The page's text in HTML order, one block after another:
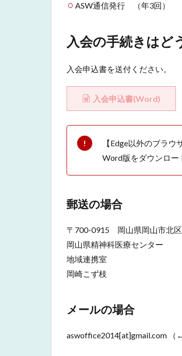
ASW通信発行 （年3回）
入会の手続きはど
入会申込書を送付ください。
入会申込書(Word)
【Edge以外のブラウ
Word版をダウンロー
郵送の場合
〒700-0915 岡山県岡山市北
岡山県精神科医療センター
地域連携室
岡崎こず枝
メールの場合
aswoffice2014[at]gmail.com （